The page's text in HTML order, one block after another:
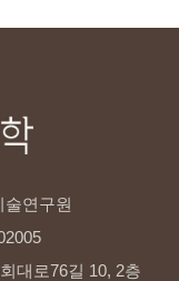
연구원
대로76길 10, 2층